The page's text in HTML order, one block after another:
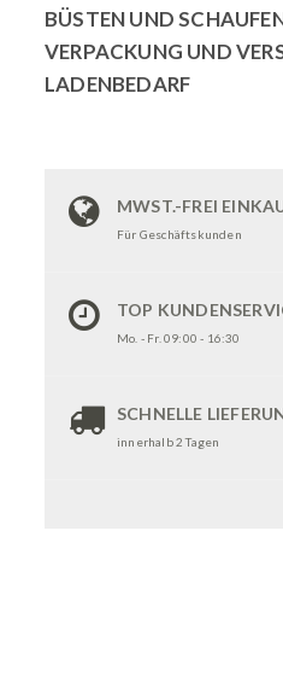
VERPACKUNG UND
LADENBEDARF
MWST.-FREI
Für Geschäftskunden
TOP
Mo. - Fr. 09:00 - 16:30
SCHNELLE
innerhalb 2 Tagen